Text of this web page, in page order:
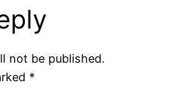
not be published.
*